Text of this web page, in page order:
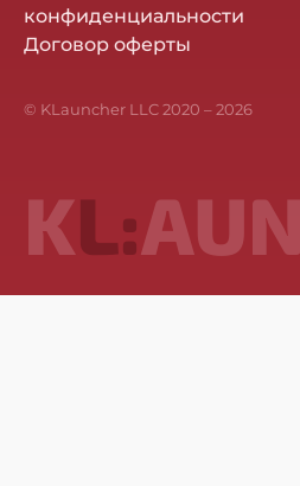
конфиденциальности
Договор оферты
© KLauncher LLC 2020 –2026
KL: